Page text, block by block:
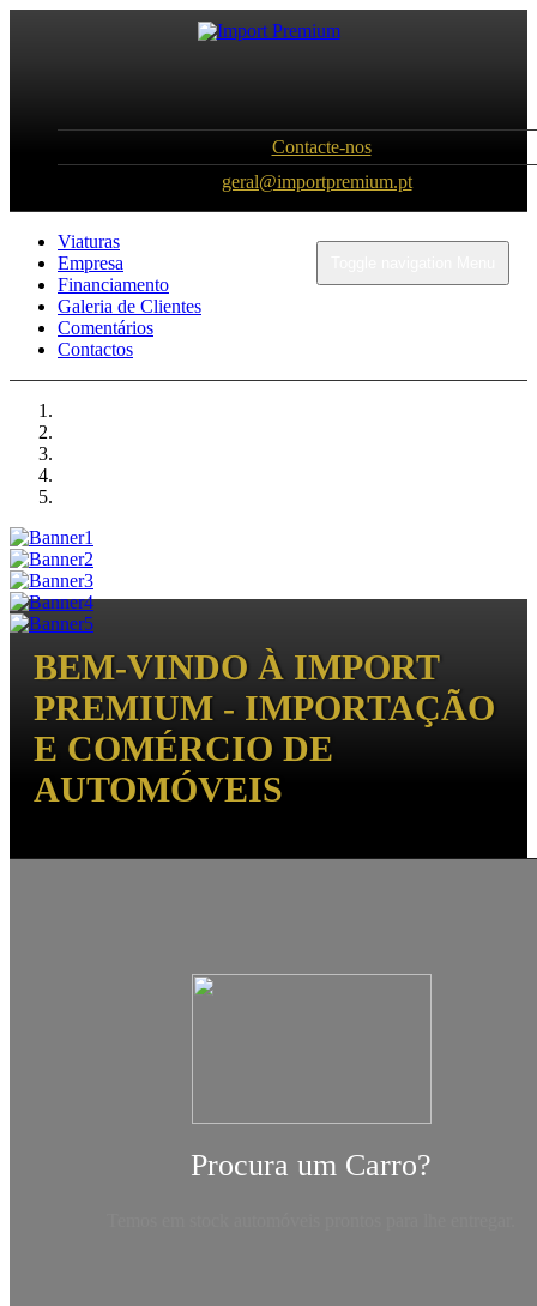
Contacte-nos
geral@importpremium.pt
Viaturas
Empresa
Financiamento
Galeria de Clientes
Comentários
Contactos
BEM-VINDO À IMPORT
PREMIUM - IMPORTAÇÃO
E COMÉRCIO DE
AUTOMÓVEIS
Procura um Carro?